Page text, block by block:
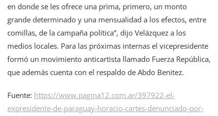
en donde se les ofrece una prima, primero, un monto
grande determinado y una mensualidad a los efectos, entre
comillas, de la campaña política”, dijo Velázquez a los
medios locales. Para las próximas internas el vicepresidente
formó un movimiento anticartista llamado Fuerza República,
que además cuenta con el respaldo de Abdo Benitez.
Fuente: https://www.pagina12.com.ar/397922-el-
expresidente-de-paraguay-horacio-cartes-denunciado-por-